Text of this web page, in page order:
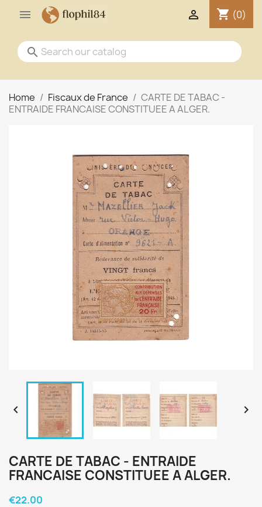
 shopping_cart (0)

search
Home Fiscaux de France
CARTE DE TABAC -
ENTRAIDE FRANCAISE CONSTITUEE A ALGER.
 
CARTE DE TABAC - ENTRAIDE
FRANCAISE CONSTITUEE A ALGER.
€22.00